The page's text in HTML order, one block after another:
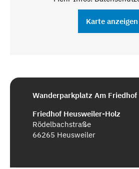
Karte anzeigen
Wanderparkplatz Am Friedhof
Friedhof Heusweiler-Holz
Rödelbachstraße
66265 Heusweiler